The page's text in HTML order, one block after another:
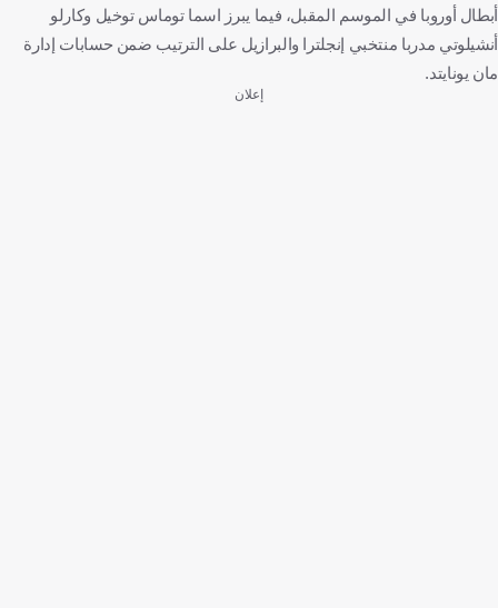
أبطال أوروبا في الموسم المقبل، فيما يبرز اسما توماس توخيل وكارلو
أنشيلوتي مدربا منتخبي إنجلترا والبرازيل على الترتيب ضمن حسابات إدارة
مان يونايتد.
إعلان